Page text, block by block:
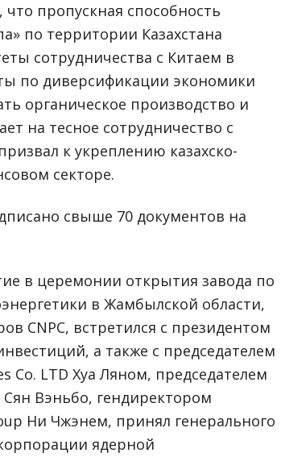
пропускная способность
по территории Казахстана
сотрудничества с Китаем в
по диверсификации экономики
органическое производство и
на тесное сотрудничество с
к укреплению казахско-
секторе.
свыше 70 документов на
в церемонии открытия завода по
в Жамбылской области,
CNPC, встретился с президентом
а также с председателем
Co. LTD Хуа Ляном, председателем
Сян Вэньбо, гендиректором
Ни Чжэнем, принял генерального
ядерной